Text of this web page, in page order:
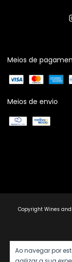
Ao navegar por
Meios de
Meios de envio
Copyright Wines